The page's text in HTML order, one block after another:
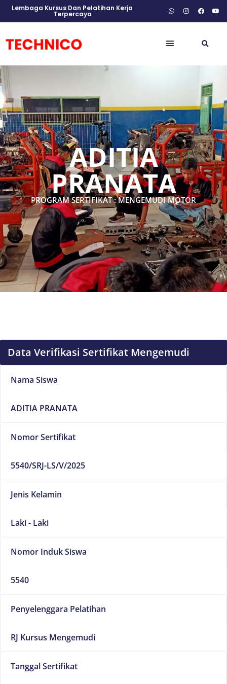
Lembaga Kursus Dan Pelatihan Kerja
Terpercaya
ADITIA
PRANATA
PROGRAM SERTIFIKAT : MENGEMUDI MOTOR
Data Verifikasi Sertifikat Mengemudi
Nama Siswa
ADITIA PRANATA
Nomor Sertifikat
5540/SRJ-LS/V/2025
Jenis Kelamin
Laki - Laki
Nomor Induk Siswa
5540
Penyelenggara Pelatihan
RJ Kursus Mengemudi
Tanggal Sertifikat